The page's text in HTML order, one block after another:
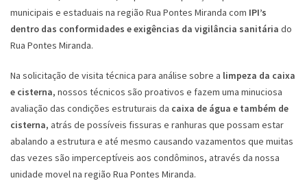
municipais e estaduais na região Rua Pontes Miranda com IPI’s
dentro das conformidades e exigências da vigilância sanitária do
Rua Pontes Miranda.
Na solicitação de visita técnica para análise sobre a limpeza da caixa
e cisterna, nossos técnicos são proativos e fazem uma minuciosa
avaliação das condições estruturais da caixa de água e também de
cisterna, atrás de possíveis fissuras e ranhuras que possam estar
abalando a estrutura e até mesmo causando vazamentos que muitas
das vezes são imperceptíveis aos condôminos, através da nossa
unidade movel na região Rua Pontes Miranda.